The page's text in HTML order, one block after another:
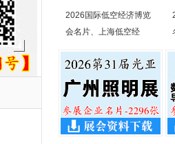
2026国际低空经济博览
会名片、上海低空经